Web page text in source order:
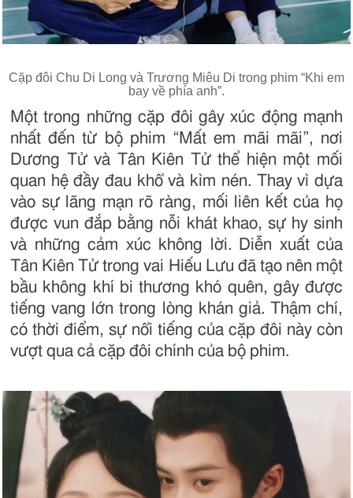
Cặp đôi Chu Di Long và Trương Miêu Di trong phim “Khi em
bay về phía anh”.
Một trong những cặp đôi gây xúc động mạnh
nhất đến từ bộ phim “Mất em mãi mãi”, nơi
Dương Tử và Tân Kiên Tử thể hiện một mối
quan hệ đầy đau khổ và kìm nén. Thay vì dựa
vào sự lãng mạn rõ ràng, mối liên kết của họ
được vun đắp bằng nỗi khát khao, sự hy sinh
và những cảm xúc không lời. Diễn xuất của
Tân Kiên Tử trong vai Hiếu Lưu đã tạo nên một
bầu không khí bi thương khó quên, gây được
tiếng vang lớn trong lòng khán giả. Thậm chí,
có thời điểm, sự nổi tiếng của cặp đôi này còn
vượt qua cả cặp đôi chính của bộ phim.